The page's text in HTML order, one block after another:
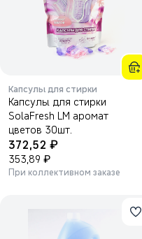
Капсулы для стирки
Капсулы для стирки
SolaFresh LM аромат
цветов 30шт.
372,52 ₽
353,89 ₽
При коллективном заказе